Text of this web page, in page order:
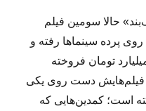
حالا سومین فیلم
پرده سینماها رفته و
تومان فروخته
فیلم‌هایش دست روی یکی
است؛ کمدین‌هایی که